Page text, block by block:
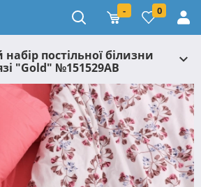
- 0
постільної білизни
"Gold" №151529AB